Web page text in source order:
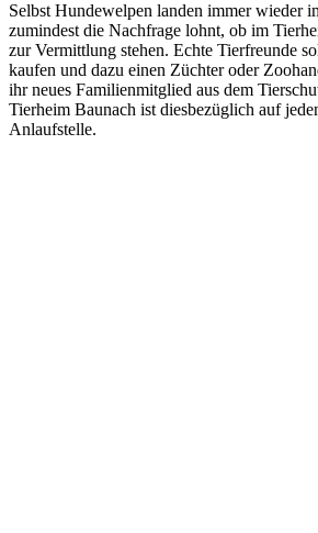
Selbst Hundewelpen landen immer wieder
zumindest die Nachfrage lohnt, ob im
zur Vermittlung stehen. Echte Tierfreunde
kaufen und dazu einen Züchter oder
ihr neues Familienmitglied aus dem
Tierheim Baunach ist diesbezüglich auf
Anlaufstelle.